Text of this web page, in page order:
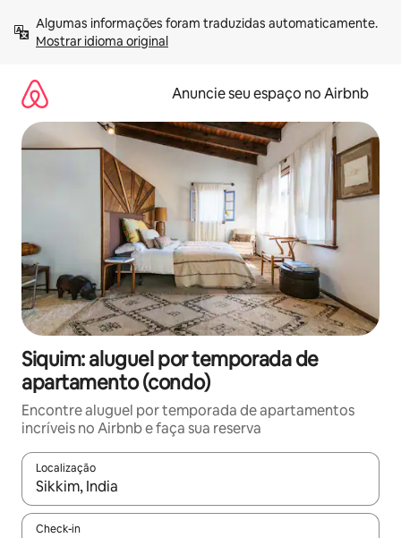
para
Mostrar idioma original
Anuncie seu espaço no Airbnb
Siquim: aluguel por temporada de
apartamento (condo)
Encontre aluguel por temporada de apartamentos
incríveis no Airbnb e faça sua reserva
Localização
Quando os resultados estiverem disponíveis, explore-os
Check-in